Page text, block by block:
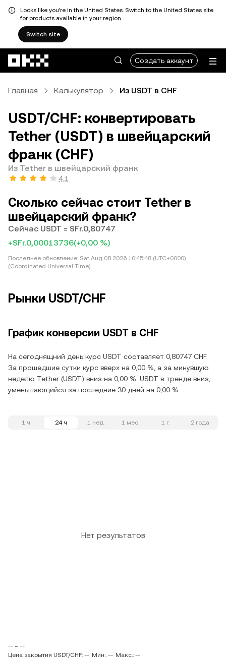
Looks like you're in the United States. Switch to the United States site
for products available in your region.
Switch site
Создать аккаунт
Главная Калькулятор Из USDT в CHF
USDT/CHF: конвертировать
Tether (USDT) в швейцарский
франк (CHF)
Из Tether в швейцарский франк
4,1
Сколько сейчас стоит Tether в
швейцарский франк?
Сейчас USDT = SFr.0,80747
+SFr.0,00013736(+0,00 %)
Последнее обновление: Sat Aug 08 2026 10:45:48 (UTC+0000)
(Coordinated Universal Time)
Рынки USDT/CHF
График конверсии USDT в CHF
На сегоднящний день курс USDT составляет 0,80747 CHF.
За прошедшие сутки курс вверх на 0,00 %, а за минувшую
неделю Tether (USDT) вниз на 0,00 %. USDT в тренде вниз,
уменьшающийся за последние 30 дней на 0,00 %.
1 ч 24 ч 1 нед. 1 мес. 1 г. 2 года
Нет результатов
-- ~ --
Цена закрытия USDT/CHF: -- Мин.: -- Макс.: --